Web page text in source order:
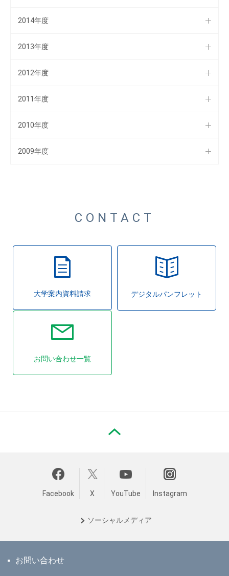
2014年度
2013年度
2012年度
2011年度
2010年度
2009年度
CONTACT
大学案内資料請求 デジタルパンフレット
お問い合わせ一覧
Facebook X YouTube Instagram
ソーシャル メディア
お問い合わせ